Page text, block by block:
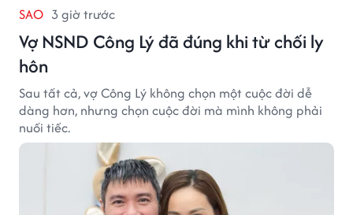
SAO 3 giờ trước
Vợ NSND Công Lý đã đúng khi từ chối ly
hôn
Sau tất cả, vợ Công Lý không chọn một cuộc đời dễ
dàng hơn, nhưng chọn cuộc đời mà mình không phải
nuối tiếc.